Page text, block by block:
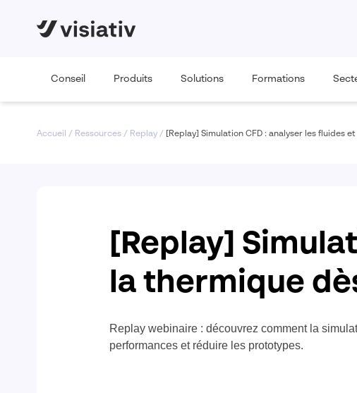
Conseil Produits Solutions Formations
Accueil / Ressources / Replay / [Replay] Simulation CFD : analyser les fluides
[Replay]
la thermique
Replay webinaire : découvrez comment la
performances et réduire les prototypes.